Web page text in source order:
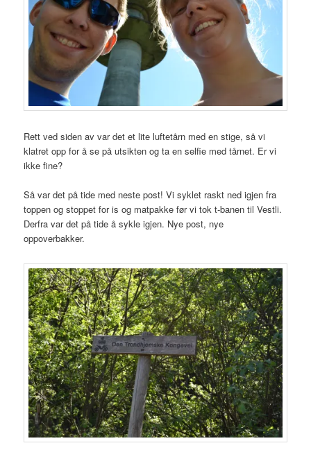
Rett ved siden av var det et lite luftetårn med en stige, så vi
klatret opp for å se på utsikten og ta en selfie med tårnet. Er vi
ikke fine?
Så var det på tide med neste post! Vi syklet raskt ned igjen fra
toppen og stoppet for is og matpakke før vi tok t-banen til Vestli.
Derfra var det på tide å sykle igjen. Nye post, nye
oppoverbakker.